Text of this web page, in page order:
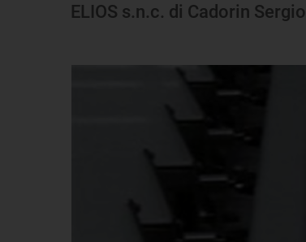
ELIOS s.n.c. di Cadorin